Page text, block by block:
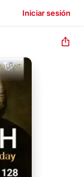
Iniciar sesión